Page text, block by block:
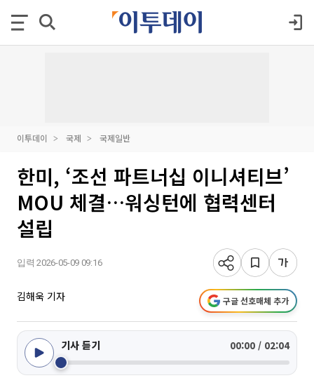
이투데이 국제 국제일반
한미, ‘조선 파트너십 이니셔티브’
MOU 체결…워싱턴에 협력센터
설립
입력 2026-05-09 09:16
김해욱 기자 구글 선호매체 추가
기사 듣기 00:00 / 02:04